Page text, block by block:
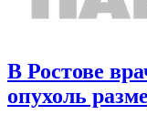
В Ростове
опухоль